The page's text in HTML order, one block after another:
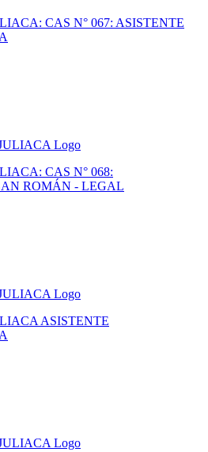
CAS N° 067: ASISTENTE
CAS N° 068:
ROMÁN - LEGAL
ASISTENTE